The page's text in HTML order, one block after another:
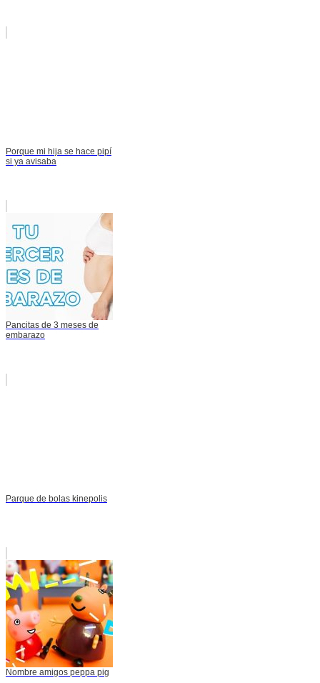
Porque mi hija se hace pipí
si ya avisaba
Pancitas de 3 meses de
embarazo
Parque de bolas kinepolis
Nombre amigos peppa pig